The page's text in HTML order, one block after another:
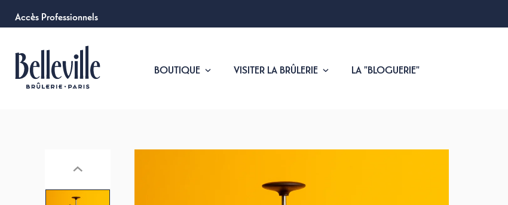
Accès Professionnels
BOUTIQUE VISITER LA BRÛLERIE LA "BLOGUERIE"